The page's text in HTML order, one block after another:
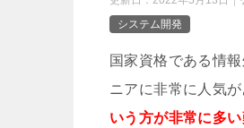
システム開発
国家資格である情
ニアに非常に人気
いう方が非常に多